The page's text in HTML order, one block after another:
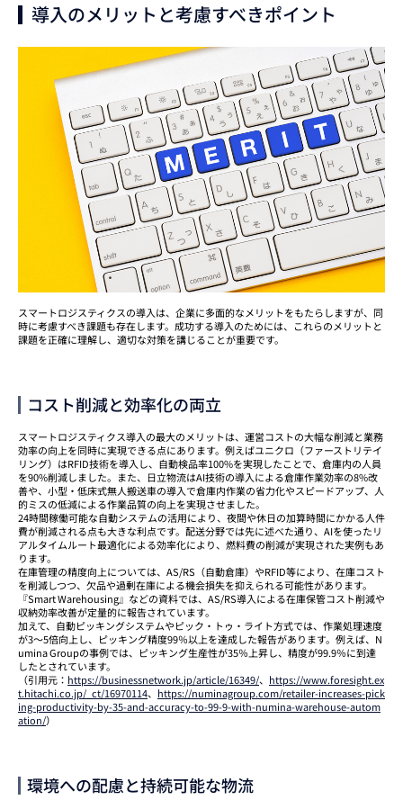
導入のメリットと考慮すべきポイント
スマートロジスティクスの導入は、企業に多面的なメリットをもたらしますが、同
時に考慮すべき課題も存在します。成功する導入のためには、これらのメリットと
課題を正確に理解し、適切な対策を講じることが重要です。
コスト削減と効率化の両立
スマートロジスティクス導入の最大のメリットは、運営コストの大幅な削減と業務
効率の向上を同時に実現できる点にあります。例えばユニクロ（ファーストリテイ
リング）はRFID技術を導入し、自動検品率100%を実現したことで、倉庫内の人員
を90%削減しました。また、日立物流はAI技術の導入による倉庫作業効率の8%改
善や、小型・低床式無人搬送車の導入で倉庫内作業の省力化やスピードアップ、人
的ミスの低減による作業品質の向上を実現させました。
24時間稼働可能な自動システムの活用により、夜間や休日の加算時間にかかる人件
費が削減される点も大きな利点です。配送分野では先に述べた通り、AIを使ったリ
アルタイムルート最適化による効率化により、燃料費の削減が実現された実例もあ
ります。
在庫管理の精度向上については、AS/RS（自動倉庫）やRFID等により、在庫コスト
を削減しつつ、欠品や過剰在庫による機会損失を抑えられる可能性があります。
『Smart Warehousing』などの資料では、AS/RS導入による在庫保管コスト削減や
収納効率改善が定量的に報告されています。
加えて、自動ピッキングシステムやピック・トゥ・ライト方式では、作業処理速度
が3〜5倍向上し、ピッキング精度99％以上を達成した報告があります。例えば、N
umina Groupの事例では、ピッキング生産性が35％上昇し、精度が99.9％に到達
したとされています。
（引用元： https://businessnetwork.jp/article/16349/、 https://www.foresight.ex
t.hitachi.co.jp/_ct/16970114、 https://numinagroup.com/retailer-increases-pick
ing-productivity-by-35-and-accuracy-to-99-9-with-numina-warehouse-autom
ation/）
環境への配慮と持続可能な物流